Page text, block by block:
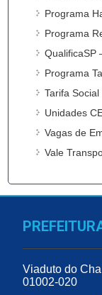
Programa
Programa
QualificaSP
Programa
Tarifa
Unidades
Vagas de
Vale
Viaduto do
01002-020